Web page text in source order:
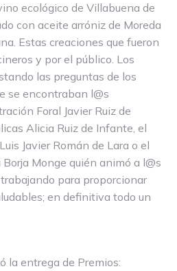
ecológico de Villabuena de
con aceite arróniz de Moreda
Estas creaciones que fueron
y por el público. Los
las preguntas de los
se encontraban l@s
Foral Javier Ruiz de
Alicia Ruiz de Infante, el
Javier Román de Lara o el
Monge quién animó a l@s
para proporcionar
en definitiva todo un
la entrega de Premios: